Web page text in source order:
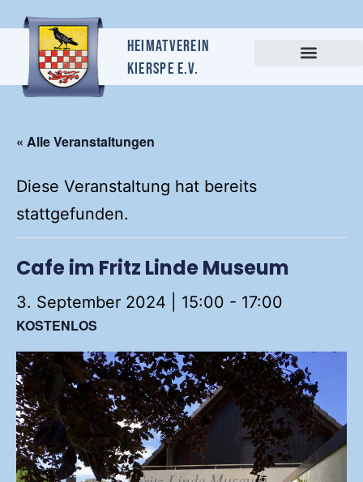
Heimatverein
Kierspe e.v.
« Alle Veranstaltungen
Diese Veranstaltung hat bereits
stattgefunden.
Cafe im Fritz Linde Museum
3. September 2024 | 15:00 - 17:00
KOSTENLOS